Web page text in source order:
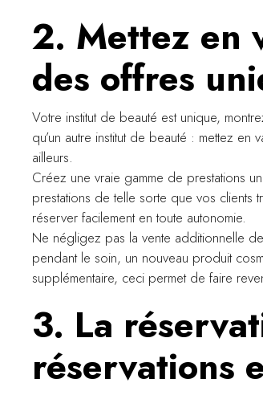
2. Mettez en
des offres
Votre institut de beauté est unique,
qu’un autre institut de beauté : mettez
ailleurs.
Créez une vraie gamme de prestations
prestations de telle sorte que vos clients
réserver facilement en toute autonomie.
Ne négligez pas la vente additionnelle
pendant le soin, un nouveau produit
supplémentaire, ceci permet de faire
3. La
réservations